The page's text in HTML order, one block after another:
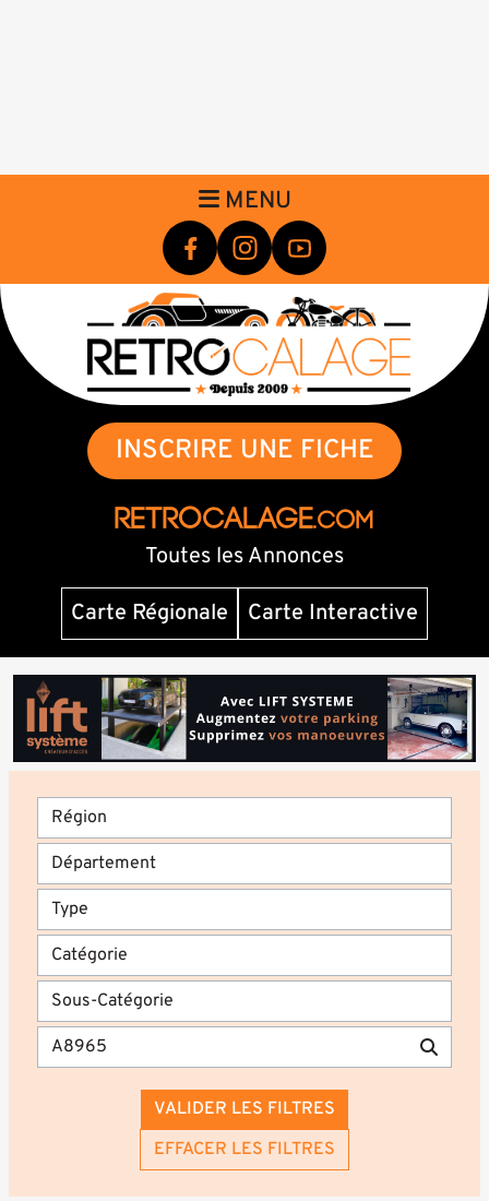
MENU
INSCRIRE UNE FICHE
RETROCALAGE.com
Toutes les Annonces
Carte Régionale
Carte Interactive
VALIDER LES FILTRES
EFFACER LES FILTRES